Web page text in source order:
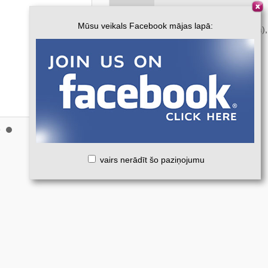
Mūsu veikals Facebook mājas lapā:
vairs nerādīt šo paziņojumu
Pendant
3.20EUR 2.70
Gold Filled белое золото 9k (375